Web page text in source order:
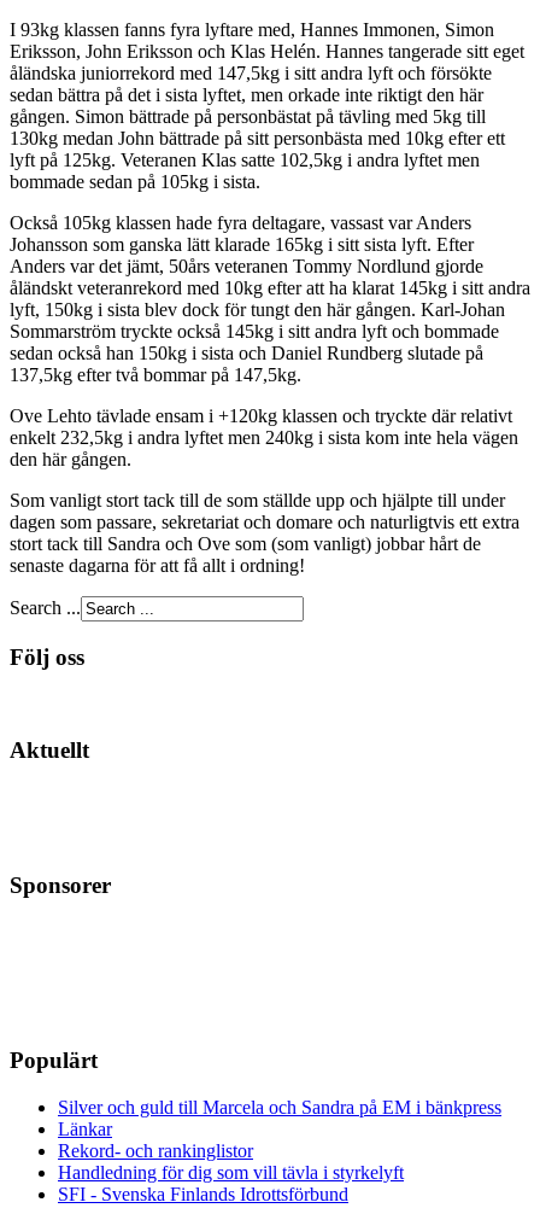
I 93kg klassen fanns fyra lyftare med, Hannes Immonen, Simon
Eriksson, John Eriksson och Klas Helén. Hannes tangerade sitt eget
åländska juniorrekord med 147,5kg i sitt andra lyft och försökte
sedan bättra på det i sista lyftet, men orkade inte riktigt den här
gången. Simon bättrade på personbästat på tävling med 5kg till
130kg medan John bättrade på sitt personbästa med 10kg efter ett
lyft på 125kg. Veteranen Klas satte 102,5kg i andra lyftet men
bommade sedan på 105kg i sista.
Också 105kg klassen hade fyra deltagare, vassast var Anders
Johansson som ganska lätt klarade 165kg i sitt sista lyft. Efter
Anders var det jämt, 50års veteranen Tommy Nordlund gjorde
åländskt veteranrekord med 10kg efter att ha klarat 145kg i sitt andra
lyft, 150kg i sista blev dock för tungt den här gången. Karl-Johan
Sommarström tryckte också 145kg i sitt andra lyft och bommade
sedan också han 150kg i sista och Daniel Rundberg slutade på
137,5kg efter två bommar på 147,5kg.
Ove Lehto tävlade ensam i +120kg klassen och tryckte där relativt
enkelt 232,5kg i andra lyftet men 240kg i sista kom inte hela vägen
den här gången.
Som vanligt stort tack till de som ställde upp och hjälpte till under
dagen som passare, sekretariat och domare och naturligtvis ett extra
stort tack till Sandra och Ove som (som vanligt) jobbar hårt de
senaste dagarna för att få allt i ordning!
Search ...
Följ oss
Aktuellt
Sponsorer
Populärt
Silver och guld till Marcela och Sandra på EM i bänkpress
Länkar
Rekord- och rankinglistor
Handledning för dig som vill tävla i styrkelyft
SFI - Svenska Finlands Idrottsförbund